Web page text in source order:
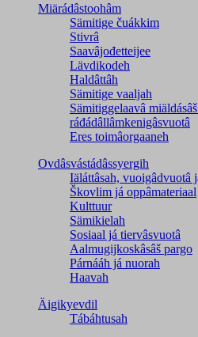
Miärádâstoohâm
Sämitige čuákkim
Stivrâ
Saavâjođetteijee
Lävdikodeh
Haldâttâh
Sämitige vaaljah
Sämitiggelaavâ
ráđádâllâmkenigâsvuotâ
Eres toimâorgaaneh
Ovdâsvástádâssyergih
Iäláttâsah, vuoigâdvuotâ
Škovlim já oppâmateriaal
Kulttuur
Sämikielah
Sosiaal já tiervâsvuotâ
Aalmugijkoskâsâš pargo
Párnááh já nuorah
Haavah
Äigikyevdil
Tábáhtusah